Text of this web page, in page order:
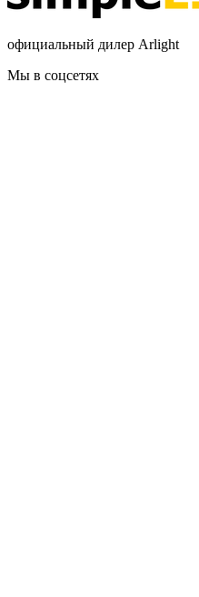
официальный дилер Arlight
Мы в соцсетях